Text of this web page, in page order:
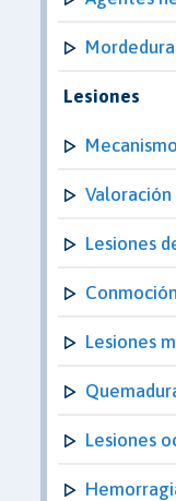
Lesiones
Valoración
Lesiones
Lesiones
Lesiones